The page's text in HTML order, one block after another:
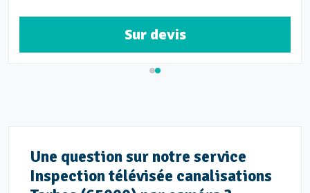
Sur devis
Une question sur notre service
Inspection télévisée canalisations